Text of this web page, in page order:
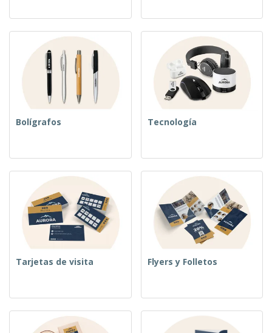
Bolígrafos Tecnología
Tarjetas de visita Flyers y Folletos